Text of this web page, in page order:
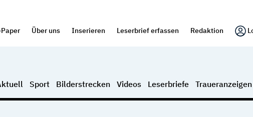
Über uns Inserieren Leserbrief erfassen Redaktion
Sport Bilderstrecken Videos Leserbriefe Traueranzeigen